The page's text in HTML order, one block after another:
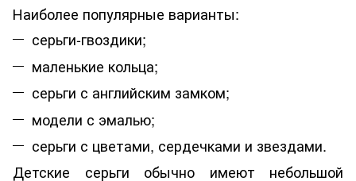
Наиболее популярные варианты:
серьги-гвоздики;
маленькие кольца;
серьги с английским замком;
модели с эмалью;
серьги с цветами, сердечками и звездами.
Детские серьги обычно имеют небольшой